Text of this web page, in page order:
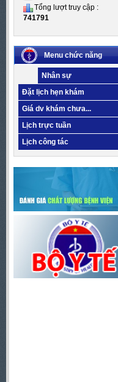
Tổng lượt truy cập :
741791
Menu chức năng
Nhân sự
Đặt lịch hẹn khám
Giá dv khám chưa...
Lịch trực tuần
Lịch công tác